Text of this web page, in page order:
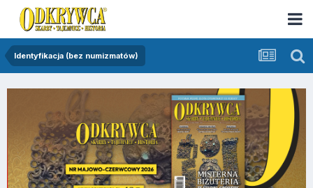
Identyfikacja (bez numizmatów)